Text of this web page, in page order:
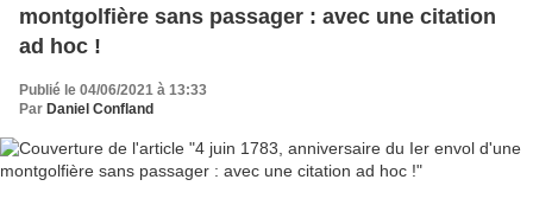
montgolfière sans passager : avec une citation
ad hoc !
Publié le 04/06/2021 à 13:33
Par Daniel Confland